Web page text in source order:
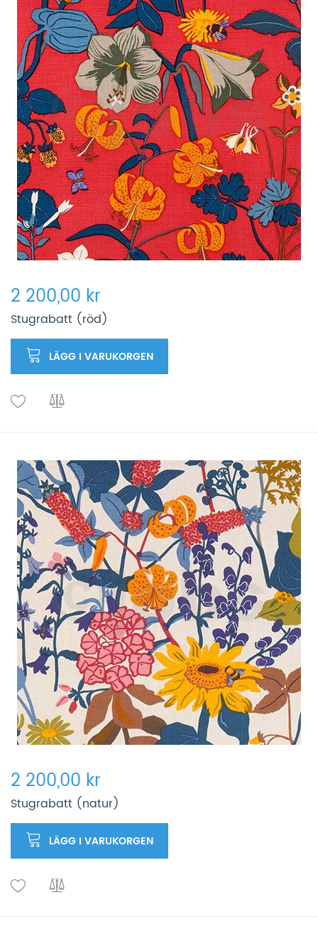
2 200,00 kr
Stugrabatt (röd)
LÄGG I VARUKORGEN
2 200,00 kr
Stugrabatt (natur)
LÄGG I VARUKORGEN